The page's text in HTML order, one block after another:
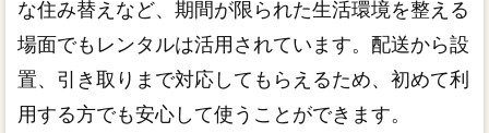
な住み替えなど、期間が限られた生活環境を整える
場面でもレンタルは活用されています。配送から設
置、引き取りまで対応してもらえるため、初めて利
用する方でも安心して使うことができます。